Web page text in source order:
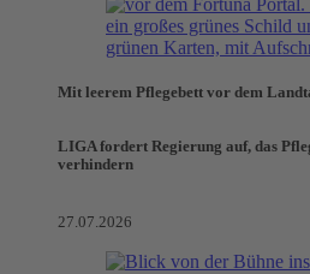
Mit leerem Pflegebett vor dem
LIGA fordert Regierung auf, das
verhindern
27.07.2026